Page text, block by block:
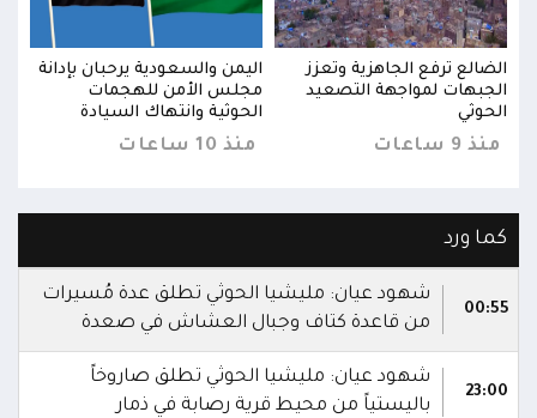
الضالع ترفع الجاهزية وتعزز
الجبهات لمواجهة التصعيد
الحوثي
منذ 9 ساعات
اليمن والسعودية يرحبان بإدانة
مجلس الأمن للهجمات
الحوثية وانتهاك السيادة
منذ 10 ساعات
كما ورد
00:55
شهود عيان: مليشيا الحوثي تطلق عدة مُسيرات
من قاعدة كتاف وجبال العشاش في صعدة
23:00
شهود عيان: مليشيا الحوثي تطلق صاروخاً
باليستياً من محيط قرية رصابة في ذمار